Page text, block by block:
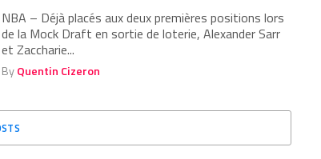
NBA – Déjà placés aux deux premières positions lors
de la Mock Draft en sortie de loterie, Alexander Sarr
et Zaccharie...
ByQuentin Cizeron